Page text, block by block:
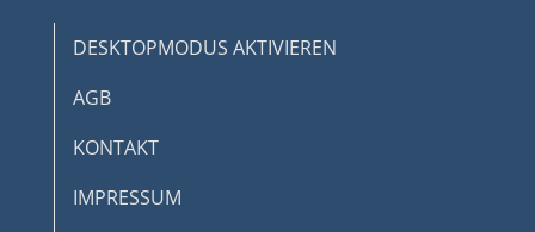
DESKTOPMODUS AKTIVIEREN
AGB
KONTAKT
IMPRESSUM